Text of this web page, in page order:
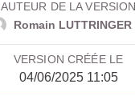
AUTEUR DE LA VERSION
Romain LUTTRINGER
VERSION CRÉÉE LE
04/06/2025 11:05